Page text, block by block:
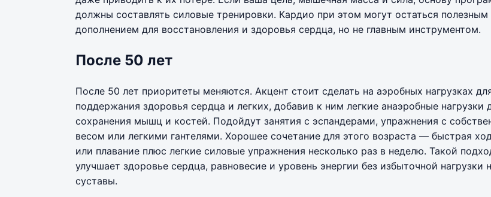
должны составлять силовые тренировки. Кардио при этом могут остаться полезным
дополнением для восстановления и здоровья сердца, но не главным инструментом.
После 50 лет
После 50 лет приоритеты меняются. Акцент стоит сделать на аэробных нагрузках
поддержания здоровья сердца и легких, добавив к ним легкие анаэробные нагрузки
сохранения мышц и костей. Подойдут занятия с эспандерами, упражнения с
весом или легкими гантелями. Хорошее сочетание для этого возраста — быстрая
или плавание плюс легкие силовые упражнения несколько раз в неделю. Такой
улучшает здоровье сердца, равновесие и уровень энергии без избыточной нагрузки
суставы.